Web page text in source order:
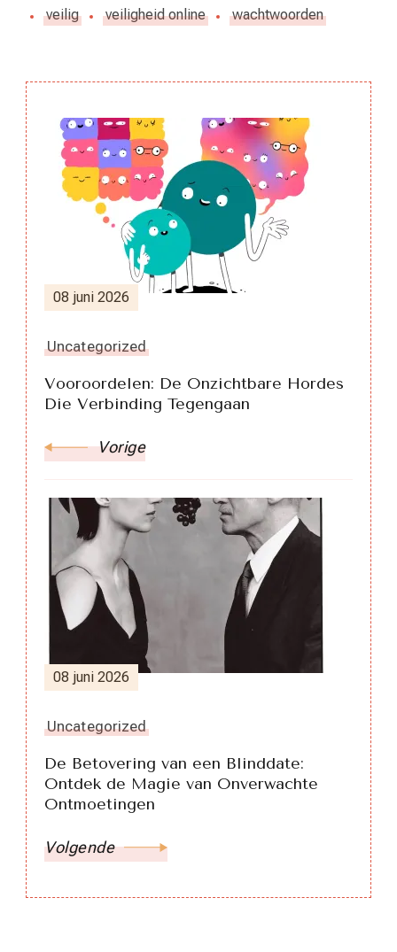
veilig veiligheid online wachtwoorden
Berichtnavigatie
08 juni 2026
Uncategorized
Vooroordelen: De Onzichtbare Hordes
Die Verbinding Tegengaan
Vorige
08 juni 2026
Uncategorized
De Betovering van een Blinddate:
Ontdek de Magie van Onverwachte
Ontmoetingen
Volgende